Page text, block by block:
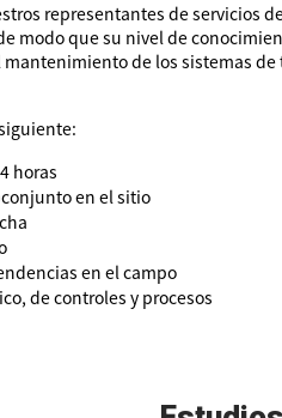
representantes de servicios
modo que su nivel de
de los sistemas
horas
en el sitio
en el campo
de controles y procesos